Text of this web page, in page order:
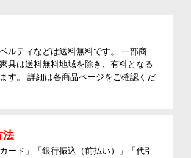
ルティなどは送料無料です。 一部商
具は送料無料地域を除き、有料となる
す。 詳細は各商品ページをご確認くだ
法
ード」「銀行振込（前払い）」「代引